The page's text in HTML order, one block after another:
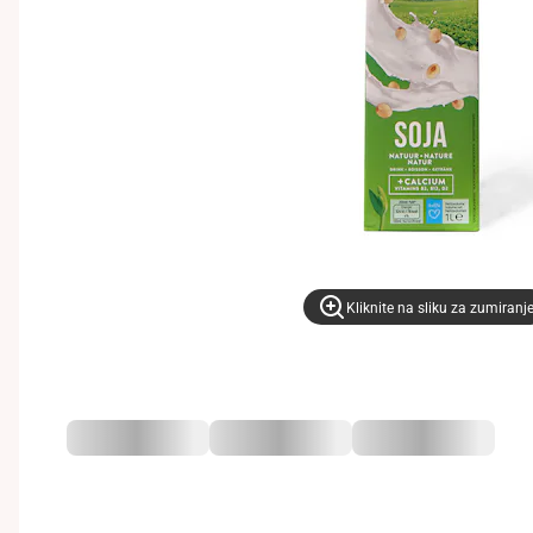
Kliknite na sliku za zumiranje